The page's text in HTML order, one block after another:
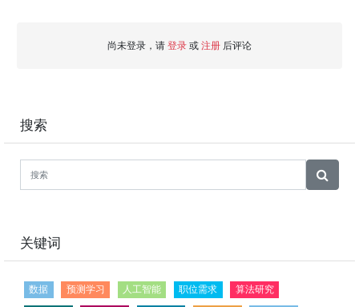
尚未登录，请 登录 或 注册 后评论
搜索
关键词
数据 预测学习 人工智能 职位需求 算法研究